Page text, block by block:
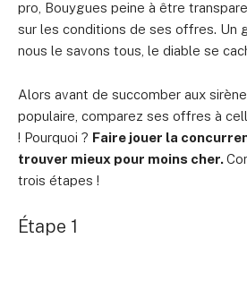
pro, Bouygues peine à être
sur les conditions de ses offres. Un
nous le savons tous, le diable se
Alors avant de succomber aux
populaire, comparez ses offres à
! Pourquoi ? Faire jouer la
trouver mieux pour moins cher.
trois étapes !
Étape 1